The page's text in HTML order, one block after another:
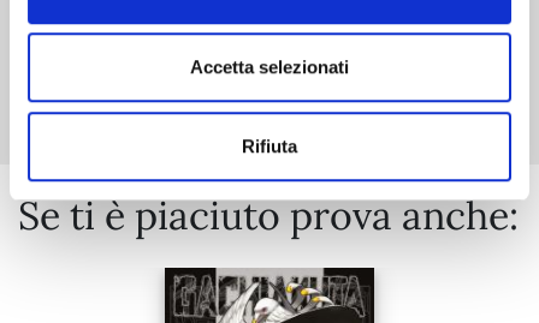
Accetta selezionati
Rifiuta
Mostra tutto
Se ti è piaciuto prova anche: